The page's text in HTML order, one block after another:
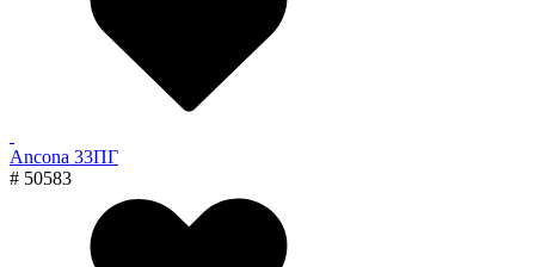
Ancona 33ПГ
# 50583